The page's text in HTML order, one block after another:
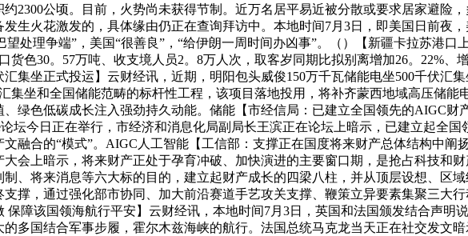
2300公顷。目前，火势尚未获得节制。近万名居平易近被分散或要求居家避险
生火花激发的，具体缘由仍正在查询拜访中。本地时间7月3日，即美国日前夜
望处理争端”，美国“很善良”，“给伊朗一周时间办凶事”。（）【新疆卡拉苏港
色30。57万吨、收支境人员2。8万人次，取客岁同期比拟别离增加26。22%、
集坐正式投运】云财经讯，近期，明阳包头威俊150万千瓦储能电坐500千伏汇
集坐和全国储能范畴的标杆性工程，该项目落地投用，将补齐蒙西地域高压储能
绿色低碳成长注入强劲持久动能。储能【市经信局：已建立全国领先的AIGC财
坛今日正在举行，市经济和消息化局副局长王滨正在论坛上暗示，已建立起全
融合的“模式”。AIGC人工智能【工信部：支撑正在国度将来财产总体结构中阐
会上暗示，将来财产正处于孕育冲破、加快演进的主要窗口期，是抢占科技和
、将来消息等六大标的目的，建立起财产成长的四梁八柱，并从顶层设想、区
撑，通过强化部市协同、加大前沿赛道手艺攻关支撑、鞭策立异要素集聚三大
障该国领海航行平安】云财经讯，本地时间7月3日，英国和法国颁发结合声明
多国结合军事步履，霍尔木兹海峡的航行。法国总统马克龙当天正在社交发文